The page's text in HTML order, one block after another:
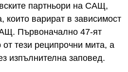
партньори на САЩ,
които варират в зависимост
Първоначално 47-ят
тези реципрочни мита, а
изпълнителна заповед.